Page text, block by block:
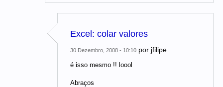
Excel: colar valores
30 Dezembro, 2008 - 10:10 por jfilipe
é isso mesmo !! loool
Abraços